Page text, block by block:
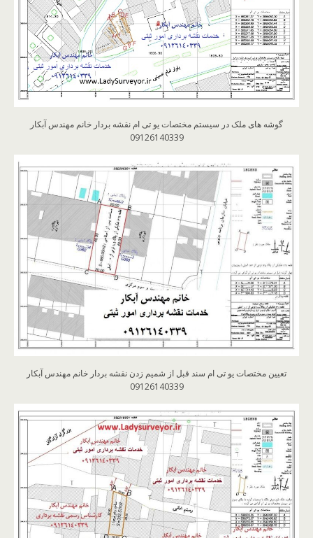
گوشه های ملک در سیستم مختصات یو تی ام نقشه بردار خانم مهندس آبکار
09126140339
تعیین مختصات یو تی ام سند قبل از شمیم زدن نقشه بردار خانم مهندس آبکار
09126140339